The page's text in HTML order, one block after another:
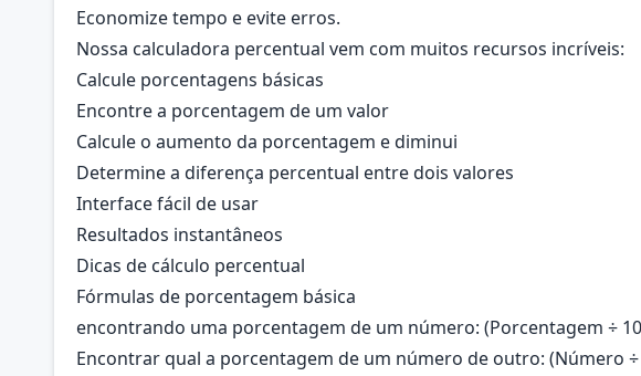
Economize tempo e evite erros.
Nossa calculadora percentual vem com muitos recursos incríveis:
Calcule porcentagens básicas
Encontre a porcentagem de um valor
Calcule o aumento da porcentagem e diminui
Determine a diferença percentual entre dois valores
Interface fácil de usar
Resultados instantâneos
Dicas de cálculo percentual
Fórmulas de porcentagem básica
encontrando uma porcentagem de um número: (Porcentagem ÷
Encontrar qual a porcentagem de um número de outro: (Número